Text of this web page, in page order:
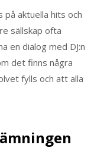
på aktuella hits och
sällskap ofta
en dialog med DJ:n
det finns några
fylls och att alla